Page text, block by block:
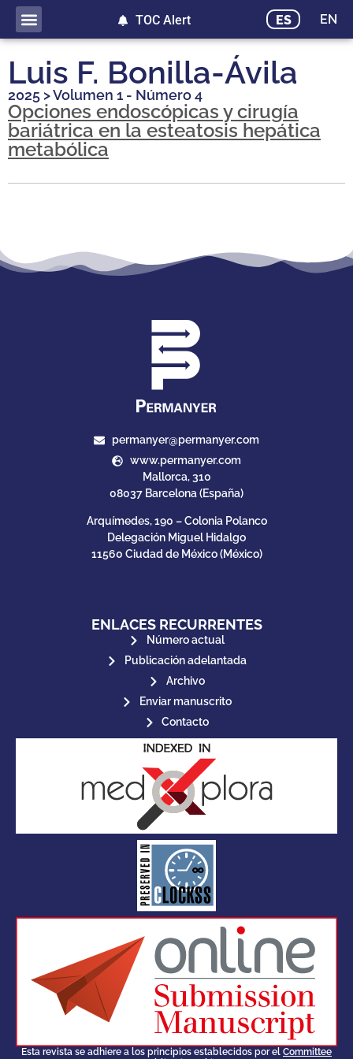
ES EN
TOC Alert
Luis F. Bonilla-Ávila
2025 >Volumen 1 - Número 4
Opciones endoscópicas y cirugía
bariátrica en la esteatosis hepática
metabólica
permanyer@permanyer.com
www.permanyer.com
Mallorca, 310
08037 Barcelona (España)
Arquímedes, 190 – Colonia Polanco
Delegación Miguel Hidalgo
11560 Ciudad de México (México)
ENLACES RECURRENTES
Número actual
Publicación adelantada
Archivo
Enviar manuscrito
Contacto
CLOCKSS is a dak archive that
ensures the long-term survival
of web-based scholary
publications, governed by and
for its stakeholders.
Esta revista se adhiere a los principios establecidos por el Committee